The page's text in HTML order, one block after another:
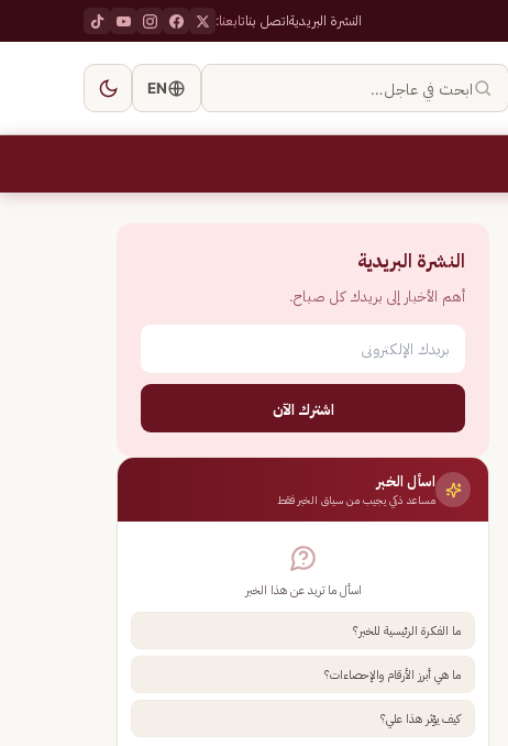
النشرة البريديةاتصل بناتابعنا:
ابحث في عاجل… EN
النشرة البريدية
أهم الأخبار إلى بريدك كل صباح.
اشترك الآن
اسأل الخبر
مساعد ذكي يجيب من سياق الخبر فقط
اسأل ما تريد عن هذا الخبر
ما الفكرة الرئيسية للخبر؟
ما هي أبرز الأرقام والإحصاءات؟
كيف يؤثر هذا علي؟